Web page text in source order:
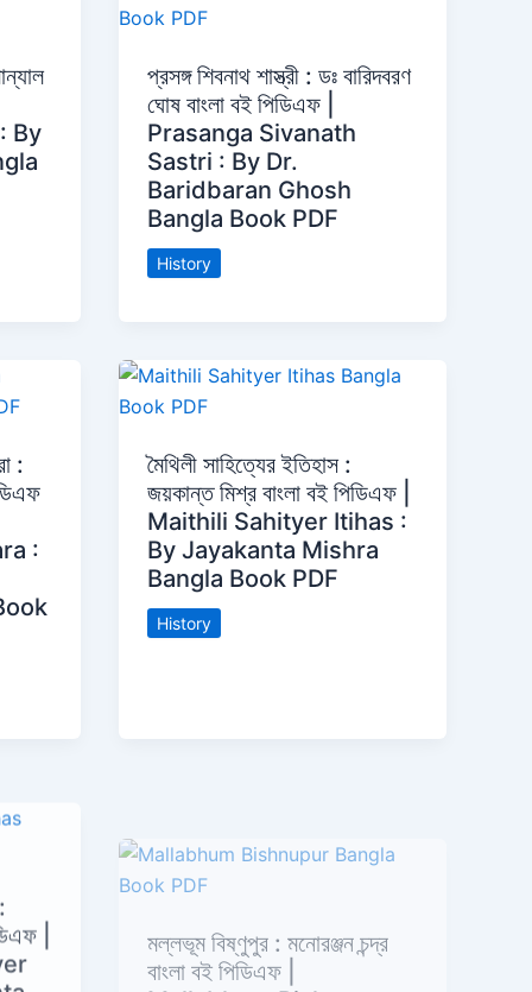
By
প্রসঙ্গ শিবনাথ শাস্ত্রী : ডঃ বারিদবরণ
ঘোষ বাংলা বই পিডিএফ |
Prasanga Sivanath
Sastri : By Dr.
Baridbaran Ghosh
Bangla Book PDF
History
:
:
মৈথিলী সাহিত্যের ইতিহাস :
জয়কান্ত মিশ্র বাংলা বই পিডিএফ |
Maithili Sahityer Itihas :
By Jayakanta Mishra
Bangla Book PDF
History
|
মল্লভূম বিষ্ণুপুর : মনোরঞ্জন চন্দ্র
Mallabhum Bishnupur :
By Manoranjan Chandra